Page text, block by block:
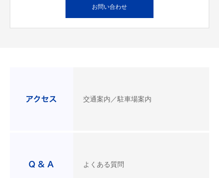
お問い合わせ
交通案内／駐車場案内
よくある質問